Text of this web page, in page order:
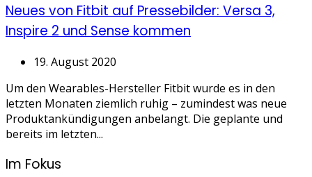
Neues von Fitbit auf Pressebilder: Versa 3,
Inspire 2 und Sense kommen
19. August 2020
Um den Wearables-Hersteller Fitbit wurde es in den
letzten Monaten ziemlich ruhig – zumindest was neue
Produktankündigungen anbelangt. Die geplante und
bereits im letzten...
Im Fokus